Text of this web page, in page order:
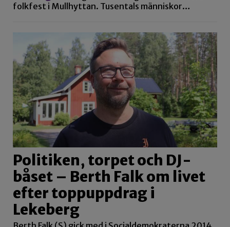
folkfest i Mullhyttan. Tusentals människor…
Politiken, torpet och DJ-
båset – Berth Falk om livet
efter toppuppdrag i
Lekeberg